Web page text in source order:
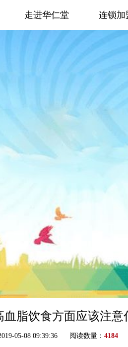
走进华仁堂 连锁加
血脂饮食方面应该注意
05-08 09:39:36 阅读数量： 4184